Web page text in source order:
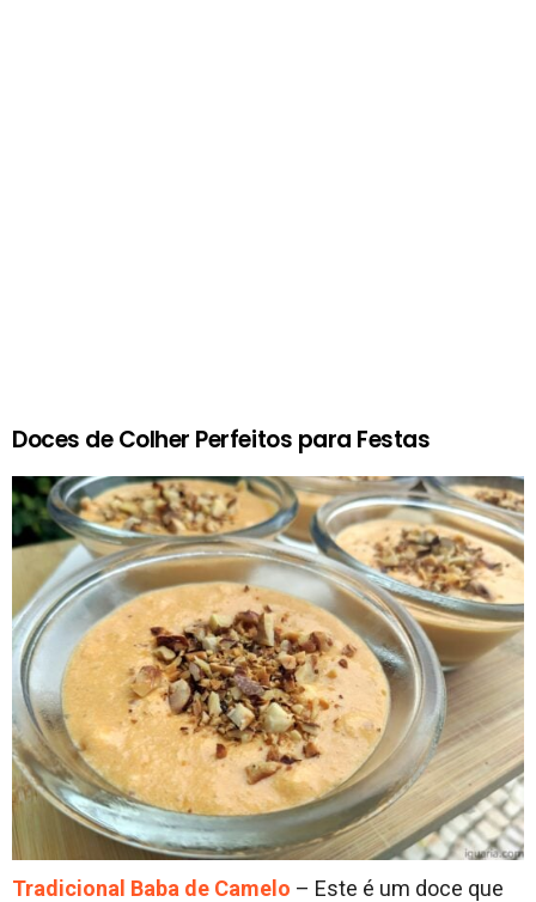
Doces de Colher Perfeitos para Festas
Tradicional Baba de Camelo – Este é um doce que